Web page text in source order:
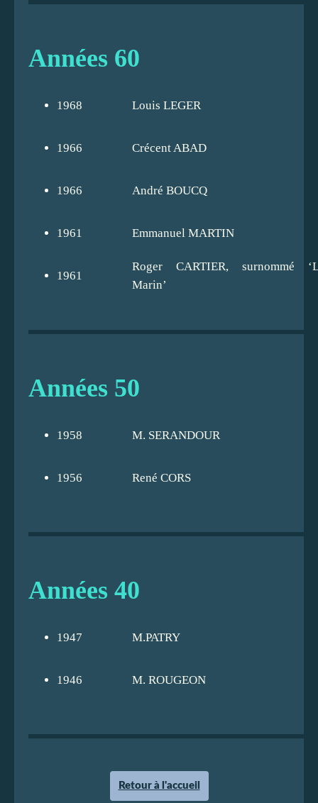
Années 60
1968 Louis LEGER
1966 Crécent ABAD
1966 André BOUCQ
1961 Emmanuel MARTIN
1961
Roger CARTIER, surnommé
Marin’
Années 50
1958 M. SERANDOUR
1956 René CORS
Années 40
1947 M.PATRY
1946 M. ROUGEON
Retour à l'accueil